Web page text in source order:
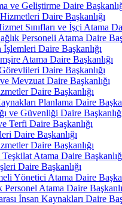
ve Geliştirme Daire
Daire Başkanlığı
Sınıfları ve İşçi Atama
Personeli Atama Daire
Daire Başkanlığı
Atama Daire Başkanlığı
Daire Başkanlığı
Mevzuat Daire Başkanlığı
Daire Başkanlığı
Planlama Daire
ve Güvenliği Daire
Terfi Daire Başkanlığı
Daire Başkanlığı
Daire Başkanlığı
Atama Daire
Daire Başkanlığı
Yönetici Atama Daire
Personel Atama Daire
İnsan Kaynakları Daire